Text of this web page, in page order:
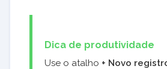
Dica de produtividade
Use o atalho + Novo